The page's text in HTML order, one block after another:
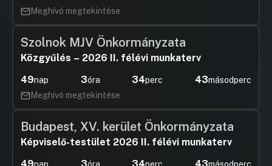
Meghívó megtekintése
Szolnok MJV Önkormányzata
Közgyűlés – 2026 II. félévi munkaterv
49nap 3óra 34perc 42másodperc
Meghívó megtekintése
Budapest, XV. kerület Önkormányzata
Képviselő-testület 2026 II. félévi munkaterv